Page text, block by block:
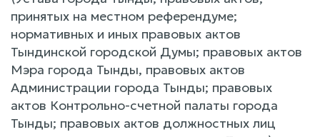
принятых на местном референдуме;
нормативных и иных правовых актов
Тындинской городской Думы; правовых актов
Мэра города Тынды, правовых актов
Администрации города Тынды; правовых
актов Контрольно-счетной палаты города
Тынды; правовых актов должностных лиц